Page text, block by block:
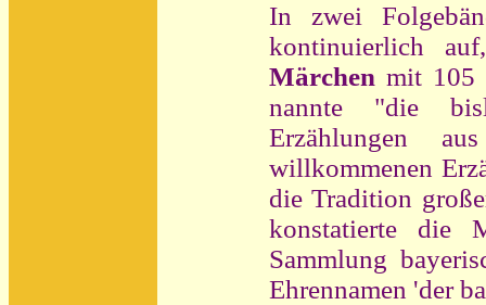
In zwei
kontinuierlich
Märchen mit 105
nannte "die
Erzählungen
willkommenen
die Tradition
konstatierte die
Sammlung
Ehrennamen 'der